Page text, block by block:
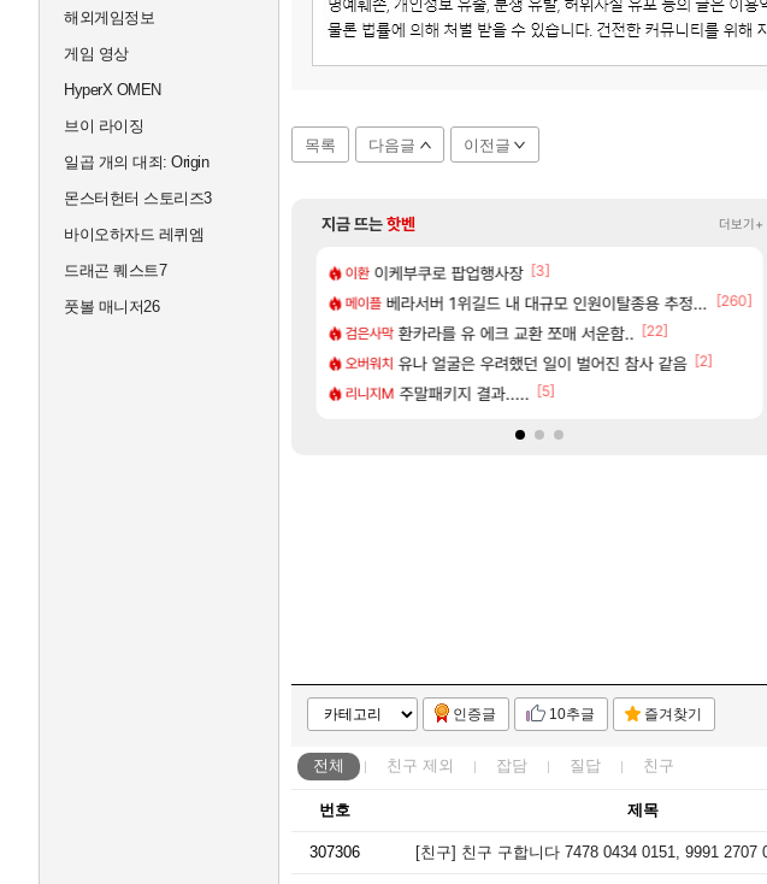
해외게임정보
게임 영상
HyperX OMEN
브이 라이징
일곱 개의 대죄: Origin
몬스터헌터 스토리즈3
바이오하자드 레퀴엠
드래곤 퀘스트7
풋볼 매니저26
목록 다음글 이전글
지금 뜨는핫벤 더보기+
내에서 쿠데타 일어났네
[72]
이환 이케부쿠로 팝업행사장 [3]
메이플 베라서버 1위길드 내 대규모 인원이탈종용 추정사건
[260]
검은사막 환카라를 유 에크 교환 쪼매 서운함.. [22]
오버워치 유나 얼굴은 우려했던 일이 벌어진 참사 같음 [2]
리니지M 주말패키지 결과..... [5]
스에서 예고편 공개 예정
아스오라 카가미하라 하루 성우 정보 및 주요 필모
비스트 모든 요리/작물 책 획득 위치 공략 (36개) - 미식가 도전과제
차벤 아반테 2.0 자연흡기? [1]
섭컬겜 무한대 아난타 유출과 앞으로의 예상 (루머)
PV 라스트 에포크 시즌5 - 서리화신의 분노 티저
인증글 10추글 즐겨찾기
전체 친구 제외 잡담 질답 친구
번호 제목
307306 [친구] 친구 구합니다 7478 0434 0151, 9991 2707 0463 매일